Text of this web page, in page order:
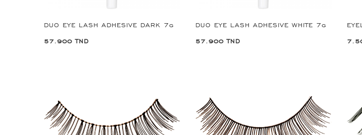
DUO EYE LASH ADHESIVE DARK 7g
57.900 TND
DUO EYE LASH ADHESIVE WHITE 7g
57.900 TND